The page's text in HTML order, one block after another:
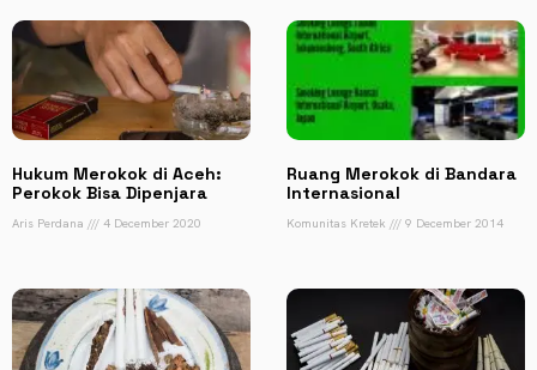
Hukum Merokok di Aceh:
Perokok Bisa Dipenjara
Aris Perdana 4 December 2020
Ruang Merokok di Bandara
Internasional
Komunitas Kretek 9 December 2014